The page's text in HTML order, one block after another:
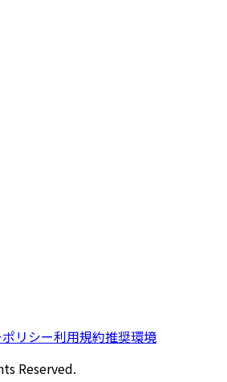
リシー利用規約推奨環境
Reserved.